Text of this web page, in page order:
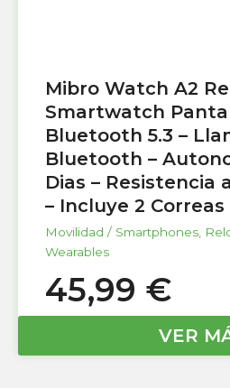
Mibro Watch A2
Smartwatch
Bluetooth 5.3 –
Bluetooth –
Dias – Resistencia
– Incluye 2
Movilidad / Smartphones,
Wearables
45,99 €
VER